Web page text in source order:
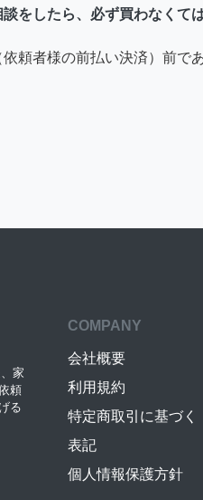
をしたら、必ず買わなくて
頼者様の前払い決済）前で
家
頼
る
COMPANY
会社概要
利用規約
特定商取引に基づく
表記
個人情報保護方針